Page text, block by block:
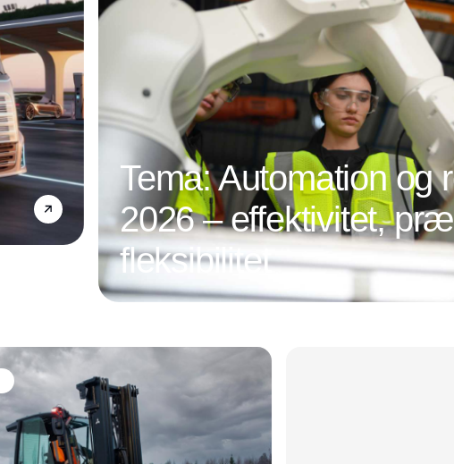
Tema: Automation og
2026 – effektivitet,
fleksibilitet